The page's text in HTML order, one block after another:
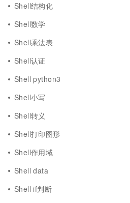
Shell结构化
Shell数学
Shell乘法表
Shell认证
Shell python3
Shell小写
Shell转义
Shell打印图形
Shell作用域
Shell data
Shell if判断